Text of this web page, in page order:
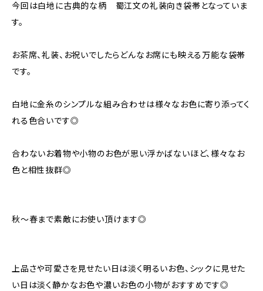
今回は白地に古典的な柄 蜀江文の礼装向き袋帯となっていま
す。
お茶席、礼装、お祝いでしたらどんなお席にも映える万能な袋帯
です。
白地に金糸のシンプルな組み合わせは様々なお色に寄り添ってく
れる色合いです◎
合わないお着物や小物のお色が思い浮かばないほど、様々なお
色と相性抜群◎
秋〜春まで素敵にお使い頂けます◎
上品さや可愛さを見せたい日は淡く明るいお色、シックに見せた
い日は淡く静かなお色や濃いお色の小物がおすすめです◎